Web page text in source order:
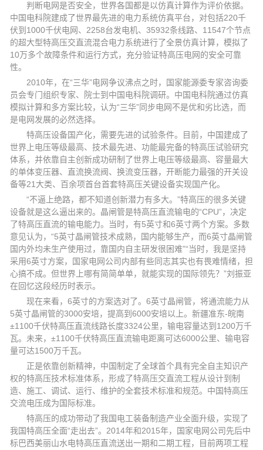
判断电网是否安全，世界各国都是以仿真计算作为评价依据。
中国电科院建成了世界最先进的电力系统仿真平台，对包括220千
伏到1000千伏电网、2258台发电机、35932条线路、11547个节点
的超大型特高压交直流混合电力系统进行了全景仿真计算，模拟了
10万多个故障条件和运行方式，充分验证特高压电网的安全可靠
性。
2010年，在“三华”电网争议沸点之时，国家能源委专家咨询委
员会专门组织专家、院士到中国电科院调研。中国电科院通过仿真
模拟计算和多方案比较，认为“三华”同步电网不是优和劣比选，而
是电网发展的必然选择。
特高压设备国产化，需要先进的试验条件。目前，中国建成了
世界上电压等级最高、技术最先进、功能最完备的特高压试验研究
体系，并依靠自主创新成功研制了世界上电压等级最高、容量最大
的单体变压器、直流换流阀、换流变压器，开断能力最强的开关设
备等21大类、百余项首台首套特高压关键设备实现国产化。
“不逼上绝路，都不知道创新潜力有多大。”特高压的很多关键
设备就是这么逼出来的。晶闸管是特高压直流输电的“CPU”，决定
了特高压直流的输电能力。当时，有5英寸和6英寸两个方案。多数
意见认为，“5英寸晶闸管技术成熟，国内能够生产，而6英寸晶闸管
国内外均未生产使用过，靠国内自主研发很困难”“当时，我是坚持
采用6英寸方案，国家电网公司内部有些同志其实也有畏难情绪，担
心搞不成。但世界上哪有简简单单，就能实现的国际领先？”刘振亚
在回忆这段经历时表示。
现在来看，6英寸的方案选对了。6英寸晶闸管，将通流能力从
5英寸晶闸管的3000安培，提高到6000安培以上。新疆准东-皖南
±1100千伏特高压直流线路长度3324公里，输电容量达到1200万千
瓦。未来，±1100千伏特高压直流输电距离可达6000公里、输电容
量可达1500万千瓦。
正是依靠创新精神，中国制定了全球首个具有完全自主知识产
权的特高压技术标准体系，形成了特高压交直流工程从设计到制
造、施工、调试、运行、维护的全套技术标准和规范。中国特高压
交流电压成为国际标准。
特高压的成功带动了我国电工装备制造产业全面升级，实现了
我国特高压全面“走出去”。2014年和2015年，国家电网公司先后中
标巴西美丽山水电特高压直流送出一期和二期工程，目前两项工程